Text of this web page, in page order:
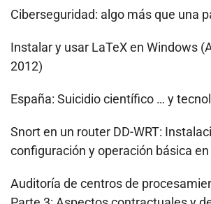
Ciberseguridad: algo más que una
Instalar y usar LaTeX en Windows
2012)
España: Suicidio científico … y
Snort en un router DD-WRT:
configuración y operación básica
Auditoría de centros de